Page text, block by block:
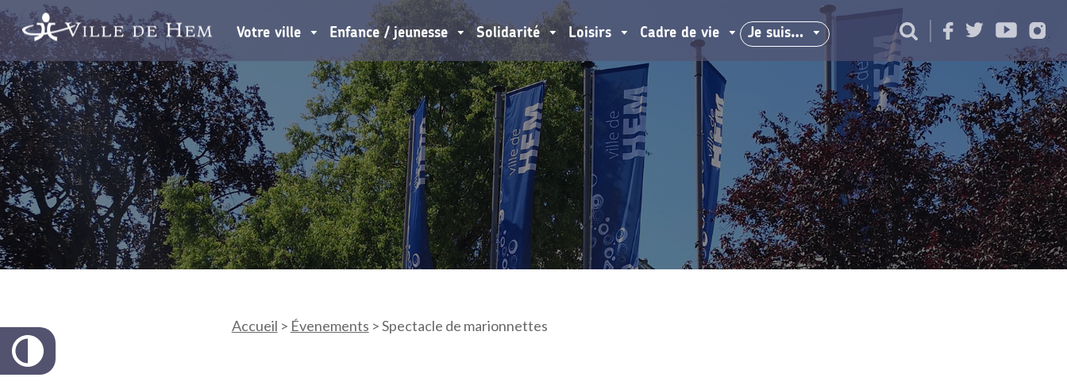
Votre ville Enfance / jeunesse Solidarité Loisirs Cadre de vie Je suis…
Accueil > Évenements >Spectacle de marionnettes